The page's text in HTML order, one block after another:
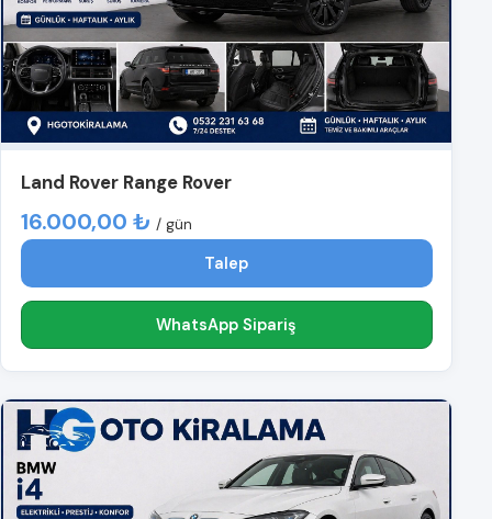
Land Rover Range Rover
16.000,00 ₺ / gün
Talep
WhatsApp Sipariş